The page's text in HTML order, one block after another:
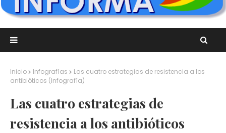
Inicio Infografías
Las cuatro estrategias de resistencia a los
antibióticos (Infografía)
Las cuatro estrategias de
resistencia a los antibióticos